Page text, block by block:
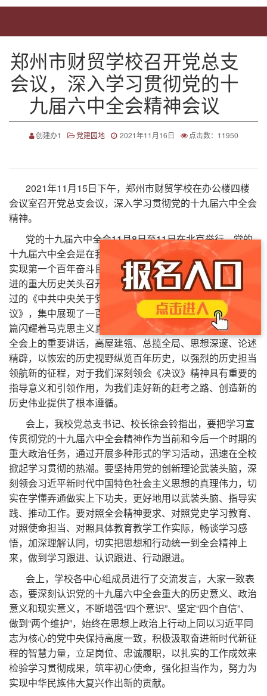
郑州市财贸学校召开党总支
会议，深入学习贯彻党的十
九届六中全会精神会议
创建办1 党建园地 2021年11月16日 点击数：11950
2021年11月15日下午，郑州市财贸学校在办公楼四楼
会议室召开党总支会议，深入学习贯彻党的十九届六中全会
精神。
党的十九届六中全会11月8日至11日在北京举行。党的
十九届六中全会是在我们党成立100周年之际，党领导人民
实现第一个百年奋斗目标、向着实现第二个百年奋斗目标迈
进的重大历史关头召开的一次十分重要的会议。全会审议通
过的《中共中央关于党的百年奋斗重大成就和历史经验的决
议》，集中展现了一百年来党的实践探索和理论创造，是一
篇闪耀着马克思主义真理光芒的光辉文献。习近平总书记在
全会上的重要讲话，高屋建瓴、总揽全局、思想深邃、论述
精辟，以恢宏的历史视野纵览百年历史，以强烈的历史担当
领航新的征程，对于我们深刻领会《决议》精神具有重要的
指导意义和引领作用，为我们走好新的赶考之路、创造新的
历史伟业提供了根本遵循。
会上，我校党总支书记、校长徐会铃指出，要把学习宣
传贯彻党的十九届六中全会精神作为当前和今后一个时期的
重大政治任务，通过开展多种形式的学习活动，迅速在全校
掀起学习贯彻的热潮。要坚持用党的创新理论武装头脑，深
刻领会习近平新时代中国特色社会主义思想的真理伟力，切
实在学懂弄通做实上下功夫，更好地用以武装头脑、指导实
践、推动工作。要对照全会精神要求、对照党史学习教育、
对照使命担当、对照具体教育教学工作实际，畅谈学习感
悟，加深理解认同，切实把思想和行动统一到全会精神上
来，做到学习跟进、认识跟进、行动跟进。
会上，学校各中心组成员进行了交流发言，大家一致表
态，要深刻认识党的十九届六中全会重大的历史意义、政治
意义和现实意义，不断增强“四个意识”、坚定“四个自信”、
做到“两个维护”，始终在思想上政治上行动上同以习近平同
志为核心的党中央保持高度一致，积极汲取奋进新时代新征
程的智慧力量，立足岗位、忠诚履职，以扎实的工作成效来
检验学习贯彻成果，筑牢初心使命，强化担当作为，努力为
实现中华民族伟大复兴作出新的贡献。